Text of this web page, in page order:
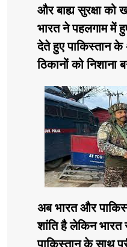
और बाह्य सुरक्षा को
भारत ने पहलगाम में
देते हुए पाकिस्तान
ठिकानों को निशाना
अब भारत और
शांति है लेकिन भारत